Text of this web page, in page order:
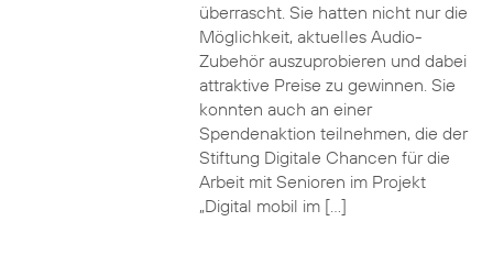
überrascht. Sie hatten nicht nur die
Möglichkeit, aktuelles Audio-
Zubehör auszuprobieren und dabei
attraktive Preise zu gewinnen. Sie
konnten auch an einer
Spendenaktion teilnehmen, die der
Stiftung Digitale Chancen für die
Arbeit mit Senioren im Projekt
„Digital mobil im […]